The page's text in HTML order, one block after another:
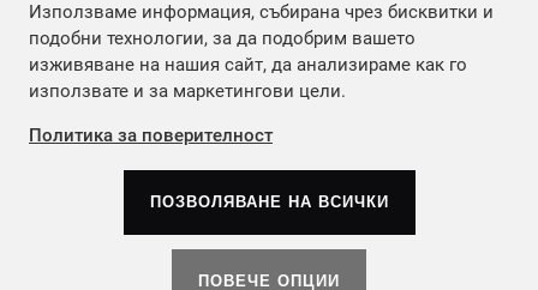
Email: office@agro.bg
FACEBOOK
Copyrights © 2026Агенция Европа ЕООД
права запазени.
Използваме информация, събирана чрез бисквитки и
подобни технологии, за да подобрим вашето
изживяване на нашия сайт, да анализираме как го
използвате и за маркетингови цели.
Политика за поверителност
ПОЗВОЛЯВАНЕ НА ВСИЧКИ
ПОВЕЧЕ ОПЦИИ